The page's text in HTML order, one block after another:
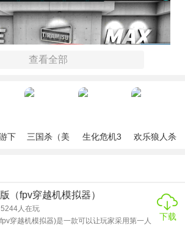
，进入游戏即可获得
控制你的速度机器的刹车和硝基!
辋和疯狂购买新的贴花!争分夺秒AI车，
查看全部
下
三国杀（美
生化危机3
欢乐狼人杀
（fpv穿越机模拟器）
5244人在玩
穿越机模拟器)是一款可以让玩家采用第一人
下载